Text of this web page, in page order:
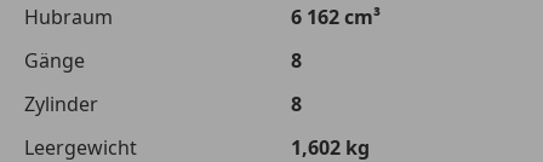
Hubraum
6 162 cm³
Gänge
8
Zylinder
8
Leergewicht
1,602 kg